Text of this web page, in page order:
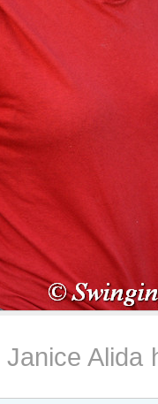
Janice Alida